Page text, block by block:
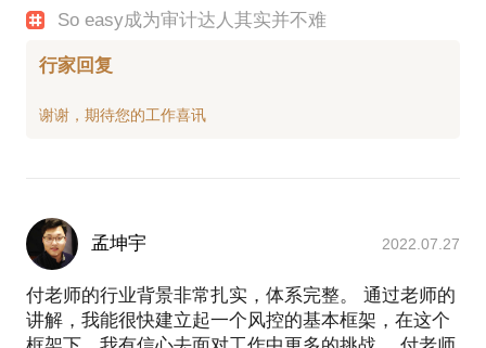
So easy成为审计达人其实并不难
行家回复
孟坤宇 2022.07.27
付老师的行业背景非常扎实，体系完整。 通过老师的
讲解，我能很快建立起一个风控的基本框架，在这个